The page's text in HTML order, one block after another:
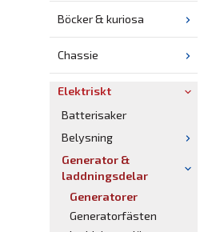
Böcker & kuriosa
Chassie
Elektriskt
Batterisaker
Belysning
Generator &
laddningsdelar
Generatorer
Generatorfästen